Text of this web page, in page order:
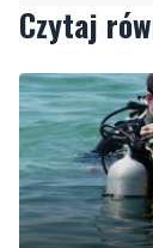
Czytaj